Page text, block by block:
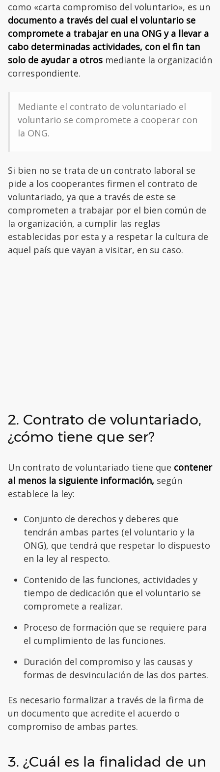
como «carta compromiso del voluntario», es un
documento a través del cual el voluntario se
compromete a trabajar en una ONG y a llevar a
cabo determinadas actividades, con el fin tan
solo de ayudar a otros mediante la organización
correspondiente.
Mediante el contrato de voluntariado el
voluntario se compromete a cooperar con
la ONG.
Si bien no se trata de un contrato laboral se
pide a los cooperantes firmen el contrato de
voluntariado, ya que a través de este se
comprometen a trabajar por el bien común de
la organización, a cumplir las reglas
establecidas por esta y a respetar la cultura de
aquel país que vayan a visitar, en su caso.
2. Contrato de voluntariado,
¿cómo tiene que ser?
Un contrato de voluntariado tiene que contener
al menos la siguiente información, según
establece la ley:
Conjunto de derechos y deberes que
tendrán ambas partes (el voluntario y la
ONG), que tendrá que respetar lo dispuesto
en la ley al respecto.
Contenido de las funciones, actividades y
tiempo de dedicación que el voluntario se
compromete a realizar.
Proceso de formación que se requiere para
el cumplimiento de las funciones.
Duración del compromiso y las causas y
formas de desvinculación de las dos partes.
Es necesario formalizar a través de la firma de
un documento que acredite el acuerdo o
compromiso de ambas partes.
3. ¿Cuál es la finalidad de un